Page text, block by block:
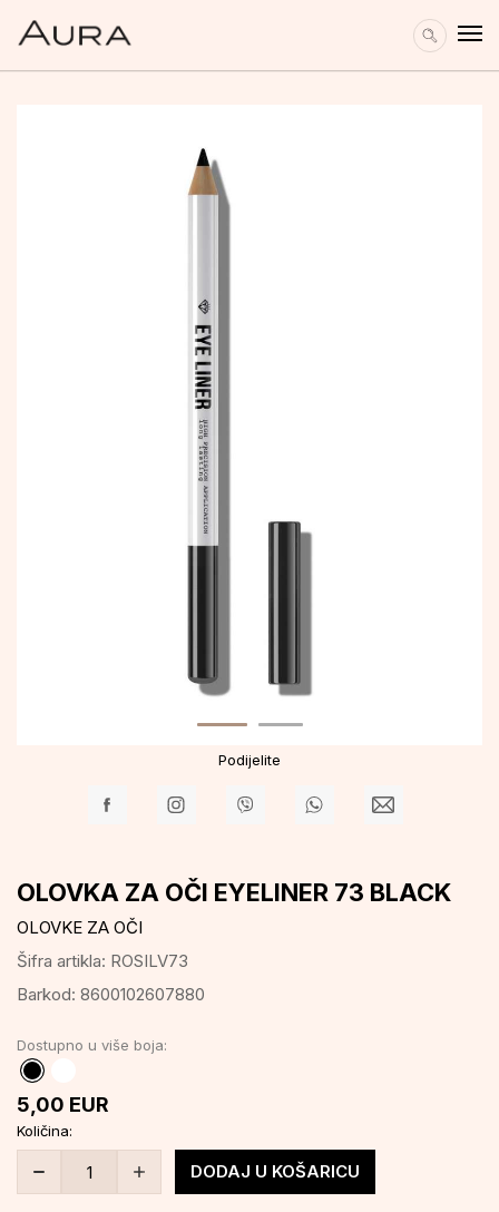
Podijelite
OLOVKA ZA OČI EYELINER 73 BLACK
OLOVKE ZA OČI
Šifra artikla: ROSILV73
Barkod: 8600102607880
5,00 EUR
Dostupno u više boja:
Količina:
DODAJ U KOŠARICU